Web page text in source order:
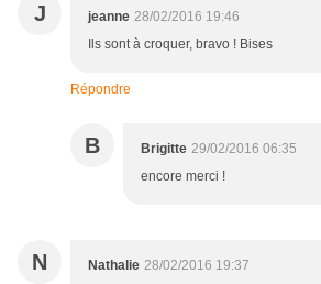
J jeanne 28/02/2016 19:46
Ils sont à croquer, bravo ! Bises
Répondre
B Brigitte 29/02/2016 06:35
encore merci !
N Nathalie 28/02/2016 19:37